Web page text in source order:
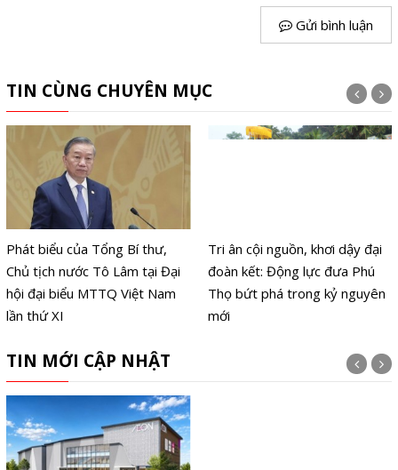
Gửi bình luận
TIN CÙNG CHUYÊN MỤC
Phát biểu của Tổng Bí thư,
Chủ tịch nước Tô Lâm tại Đại
hội đại biểu MTTQ Việt Nam
lần thứ XI
Tri ân cội nguồn, khơi dậy đại
đoàn kết: Động lực đưa Phú
Thọ bứt phá trong kỷ nguyên
mới
TIN MỚI CẬP NHẬT